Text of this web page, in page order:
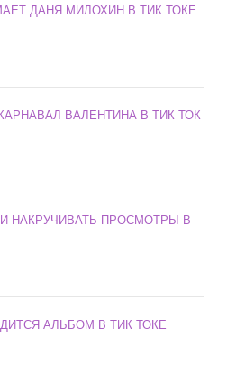
ДАНЯ МИЛОХИН В ТИК ТОКЕ
ВАЛЕНТИНА В ТИК ТОК
НАКРУЧИВАТЬ ПРОСМОТРЫ В
АЛЬБОМ В ТИК ТОКЕ